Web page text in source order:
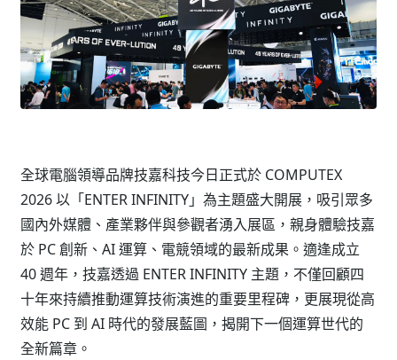
全球電腦領導品牌技嘉科技今日正式於 COMPUTEX
2026 以「ENTER INFINITY」為主題盛大開展，吸引眾多
國內外媒體、產業夥伴與參觀者湧入展區，親身體驗技嘉
於 PC 創新、AI 運算、電競領域的最新成果。適逢成立
40 週年，技嘉透過 ENTER INFINITY 主題，不僅回顧四
十年來持續推動運算技術演進的重要里程碑，更展現從高
效能 PC 到 AI 時代的發展藍圖，揭開下一個運算世代的
全新篇章。